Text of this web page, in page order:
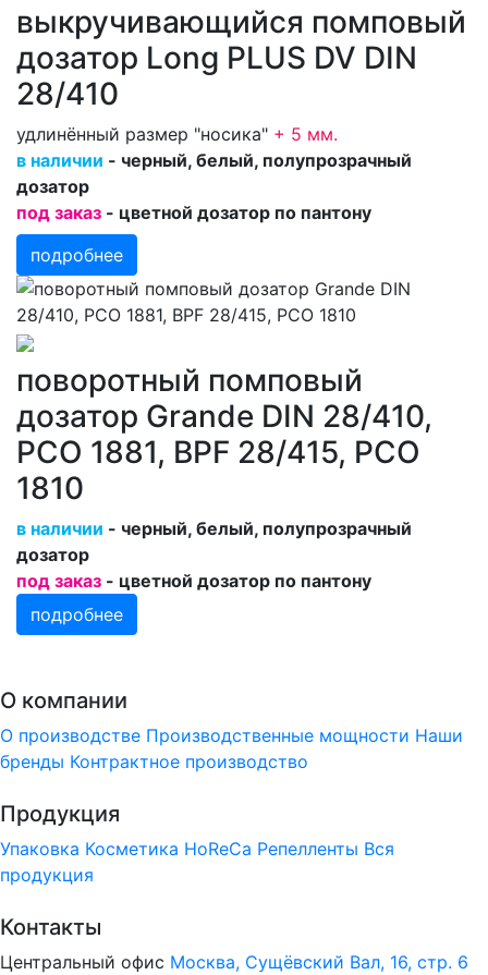
выкручивающийся помповый
дозатор Long PLUS DV DIN
28/410
удлинённый размер "носика" + 5 мм.
в наличии - черный, белый, полупрозрачный
дозатор
под заказ - цветной дозатор по пантону
подробнее
поворотный помповый
дозатор Grande DIN 28/410,
PCO 1881, BPF 28/415, PCO
1810
в наличии - черный, белый, полупрозрачный
дозатор
под заказ - цветной дозатор по пантону
подробнее
О компании
О производстве Производственные мощности Наши
бренды Контрактное производство
Продукция
Упаковка Косметика HoReCa Репелленты Вся
продукция
Контакты
Центральный офис Москва, Сущёвский Вал, 16, стр. 6